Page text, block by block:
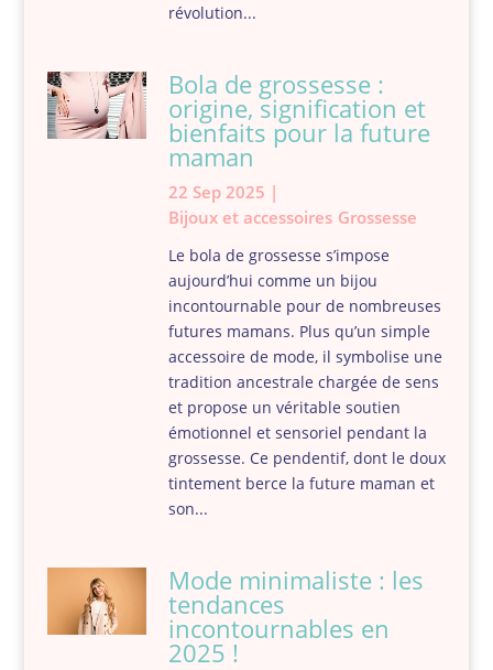
révolution...
Bola de grossesse :
origine, signification et
bienfaits pour la future
maman
22 Sep 2025 |
Bijoux et accessoires Grossesse
Le bola de grossesse s’impose
aujourd’hui comme un bijou
incontournable pour de nombreuses
futures mamans. Plus qu’un simple
accessoire de mode, il symbolise une
tradition ancestrale chargée de sens
et propose un véritable soutien
émotionnel et sensoriel pendant la
grossesse. Ce pendentif, dont le doux
tintement berce la future maman et
son...
Mode minimaliste : les
tendances
incontournables en
2025 !